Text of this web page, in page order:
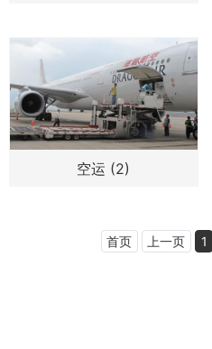
空运 (2)
首页 上一页 1